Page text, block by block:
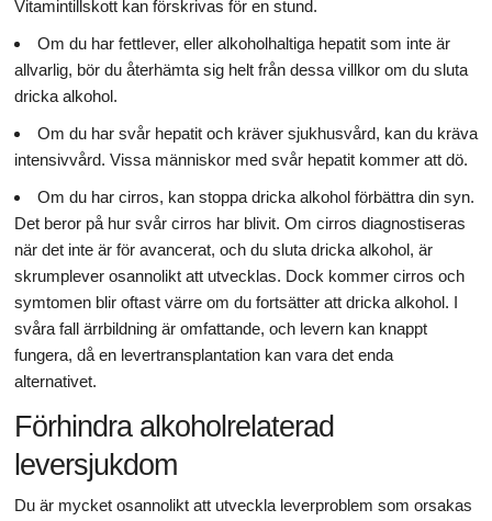
Vitamintillskott kan förskrivas för en stund.
Om du har fettlever, eller alkoholhaltiga hepatit som inte är
allvarlig, bör du återhämta sig helt från dessa villkor om du sluta
dricka alkohol.
Om du har svår hepatit och kräver sjukhusvård, kan du kräva
intensivvård. Vissa människor med svår hepatit kommer att dö.
Om du har cirros, kan stoppa dricka alkohol förbättra din syn.
Det beror på hur svår cirros har blivit. Om cirros diagnostiseras
när det inte är för avancerat, och du sluta dricka alkohol, är
skrumplever osannolikt att utvecklas. Dock kommer cirros och
symtomen blir oftast värre om du fortsätter att dricka alkohol. I
svåra fall ärrbildning är omfattande, och levern kan knappt
fungera, då en levertransplantation kan vara det enda
alternativet.
Förhindra alkoholrelaterad
leversjukdom
Du är mycket osannolikt att utveckla leverproblem som orsakas